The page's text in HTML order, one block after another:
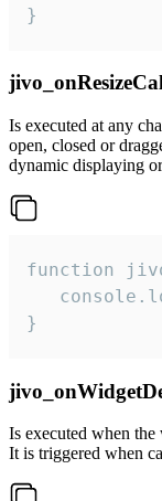
}
Is executed at any
open, closed or
dynamic displaying
function
}
Is executed when
It is triggered when